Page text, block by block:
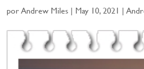
porAndrew Miles | May 10, 2021 |